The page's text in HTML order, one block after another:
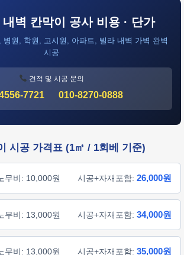
벽 칸막이 공사 비용 · 단가
병원, 학원, 고시원, 아파트, 빌라 내벽 가벽 완벽
시공
견적 및 시공 문의
7721 010-8270-0888
시공 가격표 (1㎡ / 1회베 기준)
무비: 10,000원 시공+자재포함: 26,000원
무비: 13,000원 시공+자재포함: 34,000원
무비: 13,000원 시공+자재포함: 35,000원